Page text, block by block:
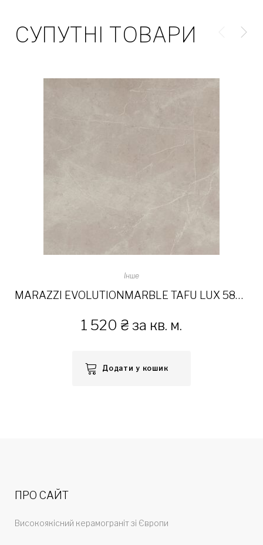
СУПУТНІ ТОВАРИ
Інше
MARAZZI EVOLUTIONMARBLE TAFU LUX 58×58
1 520 ₴ за кв. м.
Додати у кошик
ПРО САЙТ
Високоякісний керамограніт зі Європи